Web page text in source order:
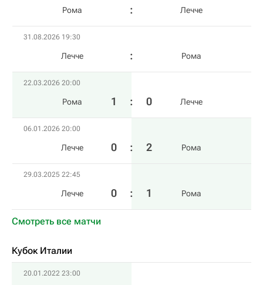
Рома Лечче
31.08.2026 19:30
Лечче Рома
22.03.2026 20:00
Рома 1 : 0 Лечче
06.01.2026 20:00
Лечче 0 : 2 Рома
29.03.2025 22:45
Лечче 0 : 1 Рома
Смотреть все матчи
Кубок Италии
20.01.2022 23:00